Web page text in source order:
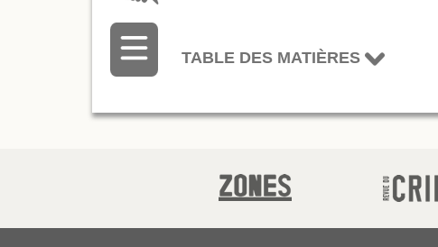
TABLE DES MATIÈRES